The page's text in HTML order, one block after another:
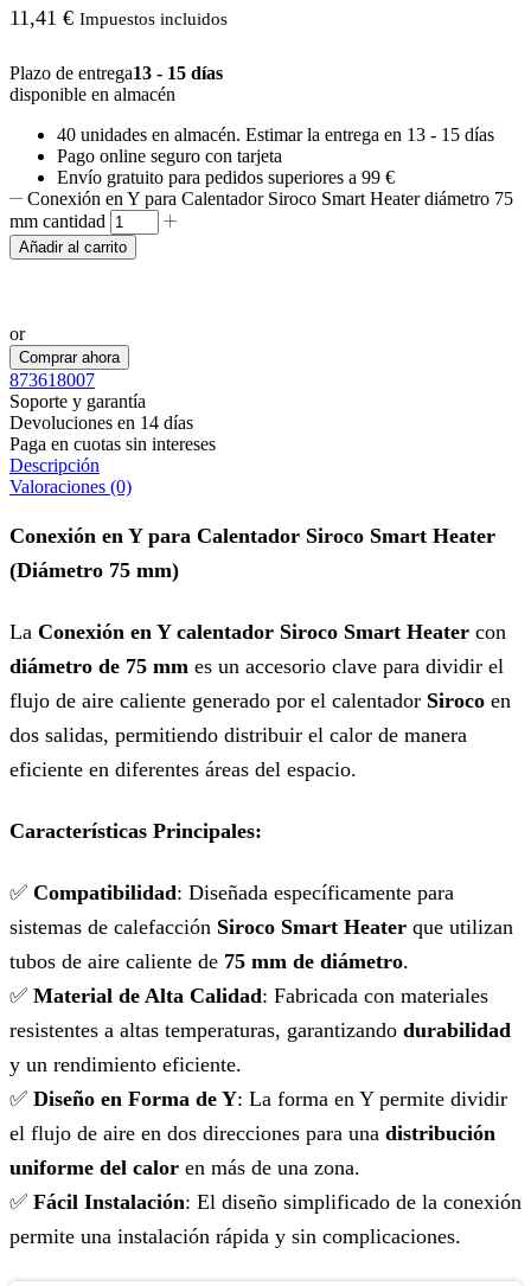
11,41 € Impuestos incluidos
Plazo de entrega13 - 15 días
disponible en almacén
40 unidades en almacén. Estimar la entrega en 13 - 15 días
Pago online seguro con tarjeta
Envío gratuito para pedidos superiores a 99 €
Conexión en Y para Calentador Siroco Smart Heater diámetro 75
mm cantidad
Añadir al carrito
or
Comprar ahora
873618007
Soporte y garantía
Devoluciones en 14 días
Paga en cuotas sin intereses
Descripción
Valoraciones (0)
Conexión en Y para Calentador Siroco Smart Heater
(Diámetro 75 mm)
La Conexión en Y calentador Siroco Smart Heater con
diámetro de 75 mm es un accesorio clave para dividir el
flujo de aire caliente generado por el calentador Siroco en
dos salidas, permitiendo distribuir el calor de manera
eficiente en diferentes áreas del espacio.
Características Principales:
✅ Compatibilidad: Diseñada específicamente para
sistemas de calefacción Siroco Smart Heater que utilizan
tubos de aire caliente de 75 mm de diámetro.
✅ Material de Alta Calidad: Fabricada con materiales
resistentes a altas temperaturas, garantizando durabilidad
y un rendimiento eficiente.
✅ Diseño en Forma de Y: La forma en Y permite dividir
el flujo de aire en dos direcciones para una distribución
uniforme del calor en más de una zona.
✅ Fácil Instalación: El diseño simplificado de la conexión
permite una instalación rápida y sin complicaciones.